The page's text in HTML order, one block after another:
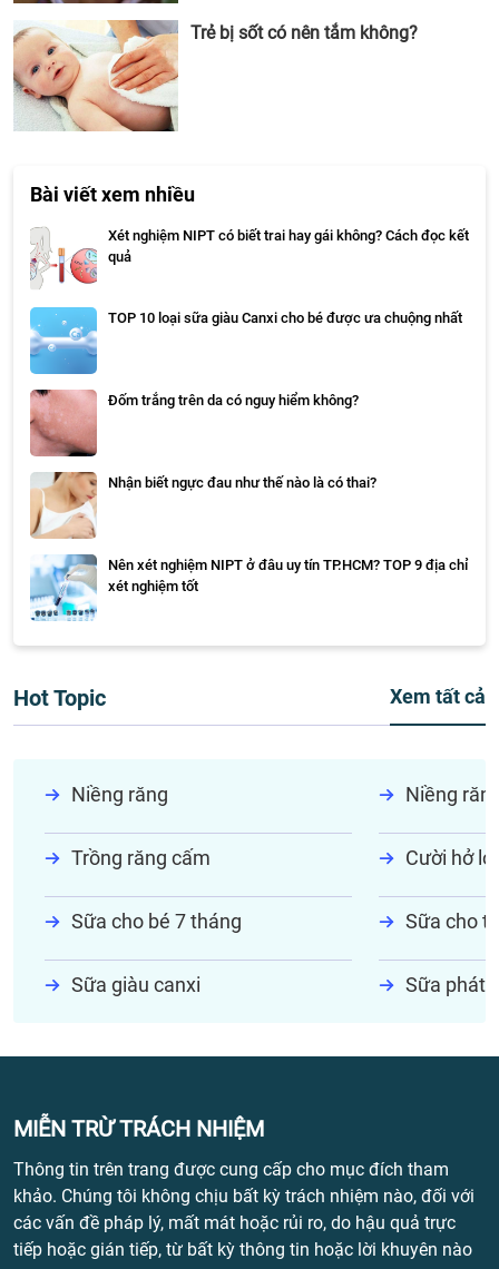
Trẻ bị sốt có nên tắm không?
Bài viết xem nhiều
Xét nghiệm NIPT có biết trai hay gái không? Cách đọc kết
quả
TOP 10 loại sữa giàu Canxi cho bé được ưa chuộng nhất
Đốm trắng trên da có nguy hiểm không?
Nhận biết ngực đau như thế nào là có thai?
Nên xét nghiệm NIPT ở đâu uy tín TP.HCM? TOP 9 địa chỉ
xét nghiệm tốt
Hot Topic Xem tất cả
Niềng răng Niềng
Trồng răng cấm Cười hở lợi
Sữa cho bé 7 tháng Sữa cho
Sữa giàu canxi Sữa phát
MIỄN TRỪ TRÁCH NHIỆM
Thông tin trên trang được cung cấp cho mục đích tham
khảo. Chúng tôi không chịu bất kỳ trách nhiệm nào, đối với
các vấn đề pháp lý, mất mát hoặc rủi ro, do hậu quả trực
tiếp hoặc gián tiếp, từ bất kỳ thông tin hoặc lời khuyên nào